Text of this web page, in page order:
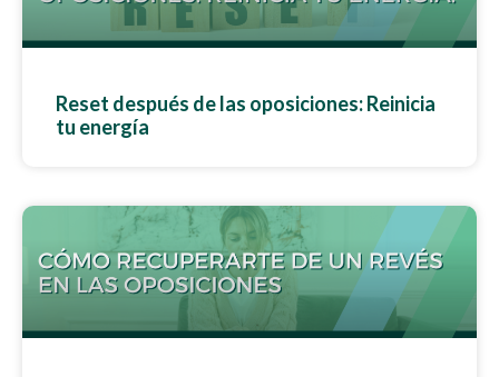
Reset después de las oposiciones: Reinicia
tu energía